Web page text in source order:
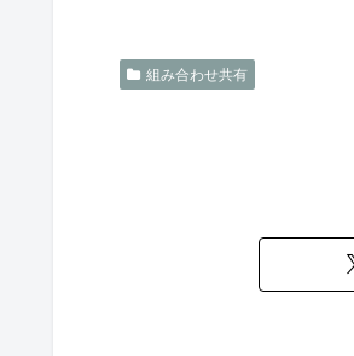
組み合わせ共有